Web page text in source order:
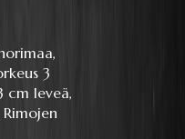
3
cm leveä,